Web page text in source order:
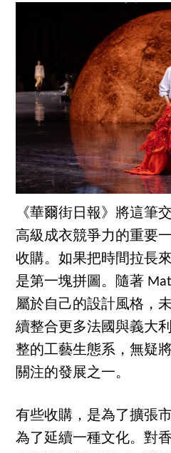
《華爾街日報》將這筆
高級成衣競爭力的重要
收購。如果把時間拉長
是第一塊拼圖。隨著
屬於自己的設計風格，
續整合更多法國與義大
整的工藝生態系，無疑
關注的發展之一。
有些收購，是為了擴張
為了延續一種文化。對